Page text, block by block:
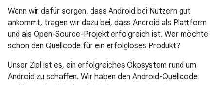
Wenn wir dafür sorgen, dass Android bei Nutzern gut
ankommt, tragen wir dazu bei, dass Android als Plattform
und als Open-Source-Projekt erfolgreich ist. Wer möchte
schon den Quellcode für ein erfolgloses Produkt?
Unser Ziel ist es, ein erfolgreiches Ökosystem rund um
Android zu schaffen. Wir haben den Android-Quellcode